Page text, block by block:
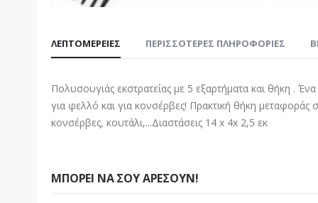
αρχή
συλλογής
εικόνων
ΛΕΠΤΟΜΈΡΕΙΕΣ
Πολυσουγιάς εκστρατείας με 5 εξαρτήματα και θήκη .
για φελλό και για κονσέρβες! Πρακτική θήκη μεταφοράς
κονσέρβες, κουτάλι,...Διαστάσεις 14 x 4x 2,5 εκ
ΠΕΡΙΣΣΌΤΕΡΕΣ ΠΛΗΡΟΦΟΡΊΕΣ
ΜΠΟΡΕΊ ΝΑ ΣΟΥ ΑΡΈΣΟΥΝ!